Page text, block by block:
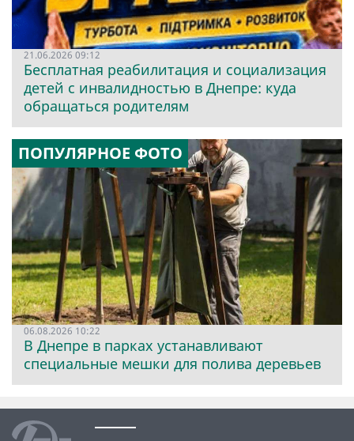
21.06.2026 09:12
Бесплатная реабилитация и социализация
детей с инвалидностью в Днепре: куда
обращаться родителям
ПОПУЛЯРНОЕ ФОТО
06.08.2026 10:22
В Днепре в парках устанавливают
специальные мешки для полива деревьев